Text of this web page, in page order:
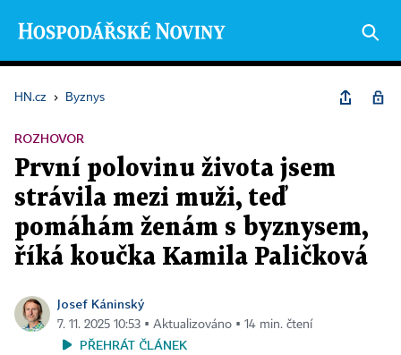
HN.cz › Byznys
ROZHOVOR
První polovinu života jsem
strávila mezi muži, teď
pomáhám ženám s byznysem,
říká koučka Kamila Paličková
Josef Káninský
7. 11. 2025 10:53 ▪ Aktualizováno ▪ 14 min. čtení
PŘEHRÁT ČLÁNEK